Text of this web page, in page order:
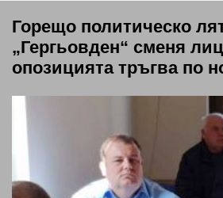
Горещо политическо
„Гергьовден“ сменя
опозицията тръгва по